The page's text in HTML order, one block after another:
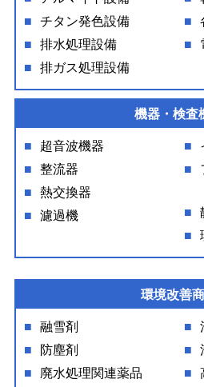
チタン発色設備
排水処理設備
排ガス処理設備
機器・検査
超音波機器
整流器
熱交換器
濾過機
環境改善
融雪剤
防塵剤
廃水処理関連薬品